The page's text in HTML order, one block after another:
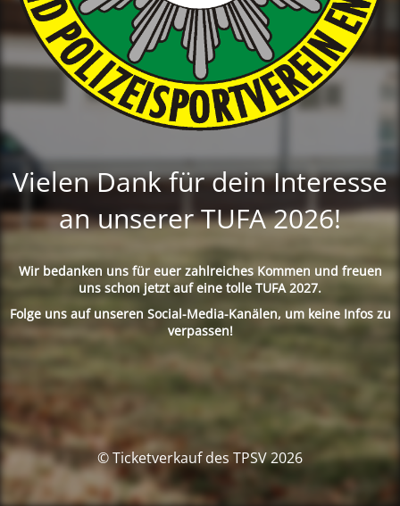
Vielen Dank für dein Interesse
an unserer TUFA 2026!
Wir bedanken uns für euer zahlreiches Kommen und freuen
uns schon jetzt auf eine tolle TUFA 2027.
Folge uns auf unseren Social-Media-Kanälen, um keine Infos zu
verpassen!
© Ticketverkauf des TPSV 2026